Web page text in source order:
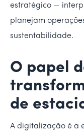
estratégico —
planejam
sustentabilidade.
O papel
de
A digitalização é a